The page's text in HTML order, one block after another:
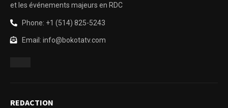
et les événements majeurs en RDC
Phone: +1 (514) 825-5243
Email: info@bokotatv.com
REDACTION